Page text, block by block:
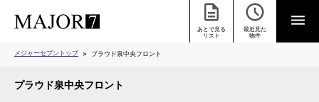
あとで見る
リスト
最近見た
物件
メジャーセブントップ プラウド泉中央フロント
プラウド泉中央フロント